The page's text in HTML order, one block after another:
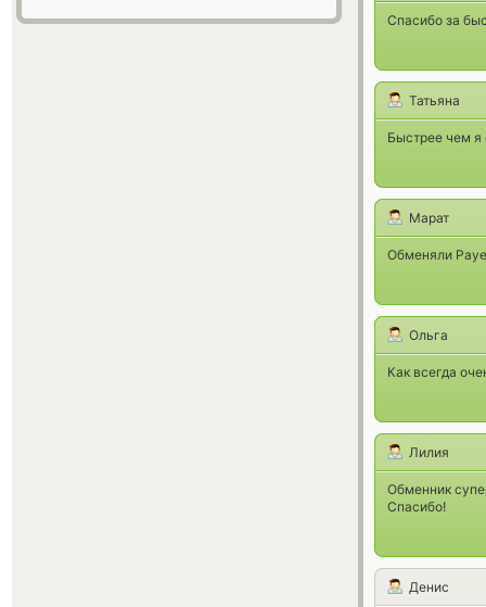
Спасибо за
Татьяна
Быстрее чем
Марат
Обменяли
Ольга
Как всегда
Лилия
Обменник
Спасибо!
Денис